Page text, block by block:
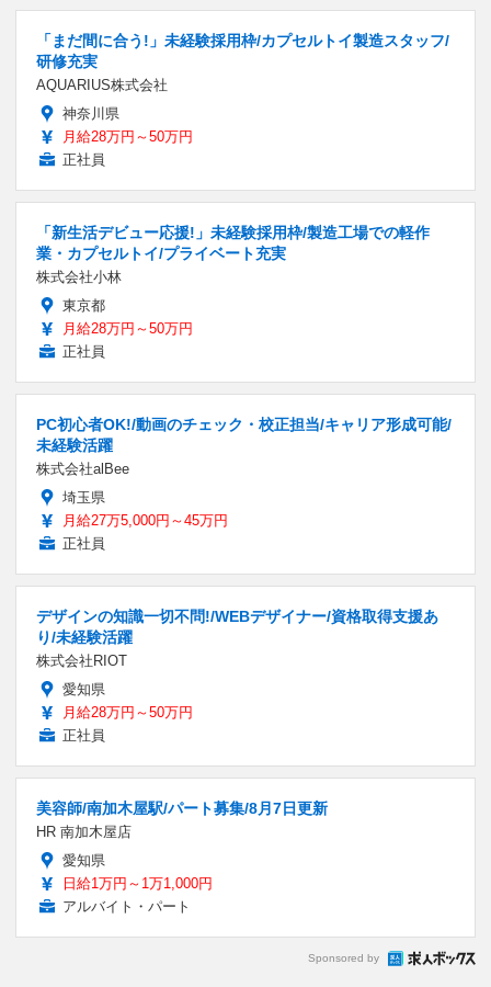
「まだ間に合う!」未経験採用枠/カプセルトイ製造スタッフ/
研修充実
AQUARIUS株式会社
神奈川県
月給28万円～50万円
正社員
「新生活デビュー応援!」未経験採用枠/製造工場での軽作
業・カプセルトイ/プライベート充実
株式会社小林
東京都
月給28万円～50万円
正社員
PC初心者OK!/動画のチェック・校正担当/キャリア形成可能/
未経験活躍
株式会社alBee
埼玉県
月給27万5,000円～45万円
正社員
デザインの知識一切不問!/WEBデザイナー/資格取得支援あ
り/未経験活躍
株式会社RIOT
愛知県
月給28万円～50万円
正社員
美容師/南加木屋駅/パート募集/8月7日更新
HR 南加木屋店
愛知県
日給1万円～1万1,000円
アルバイト・パート
Sponsored by